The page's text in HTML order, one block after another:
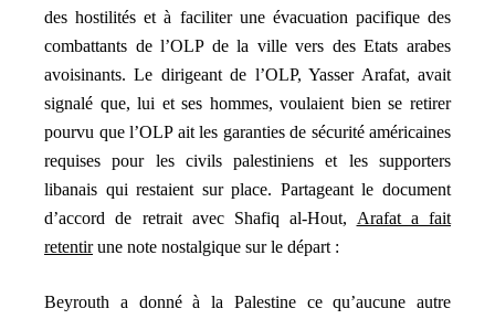
des hostilités et à faciliter une évacuation pacifique des
combattants de l’OLP de la ville vers des Etats arabes
avoisinants. Le dirigeant de l’OLP, Yasser Arafat, avait
signalé que, lui et ses hommes, voulaient bien se retirer
pourvu que l’OLP ait les garanties de sécurité américaines
requises pour les civils palestiniens et les supporters
libanais qui restaient sur place. Partageant le document
d’accord de retrait avec Shafiq al-Hout, Arafat a fait
retentirune note nostalgique sur le départ :
Beyrouth a donné à la Palestine ce qu’aucune autre